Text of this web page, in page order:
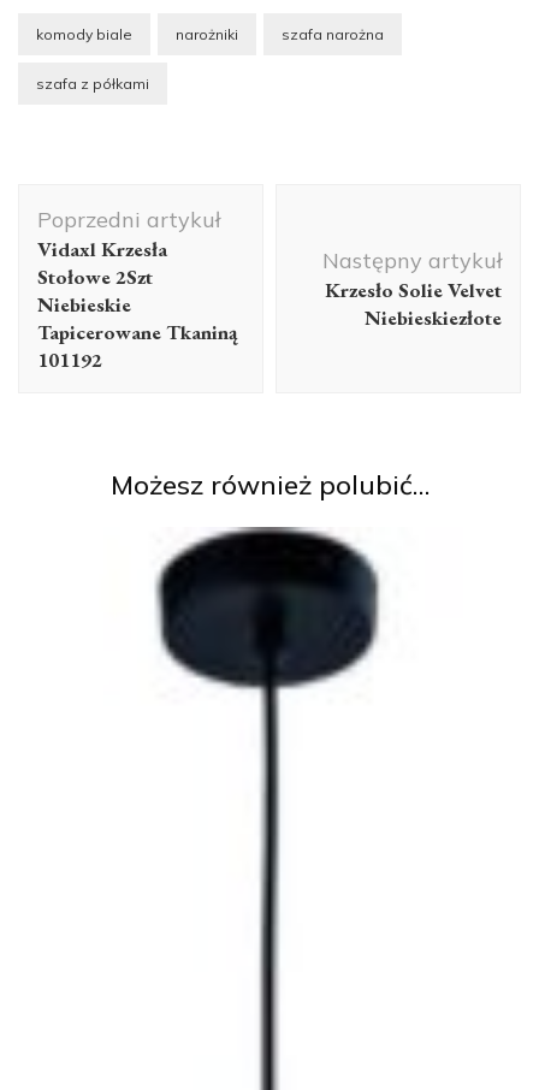
komody biale narożniki szafa narożna
szafa z półkami
wpisu
Poprzedni artykuł
Vidaxl Krzesła
Stołowe 2Szt
Niebieskie
Tapicerowane Tkaniną
101192
Następny artykuł
Krzesło Solie Velvet
Niebieskiezłote
Możesz również polubić…